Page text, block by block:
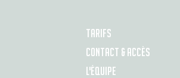
TARIFS
CONTACT & ACCÈS
L'ÉQUIPE